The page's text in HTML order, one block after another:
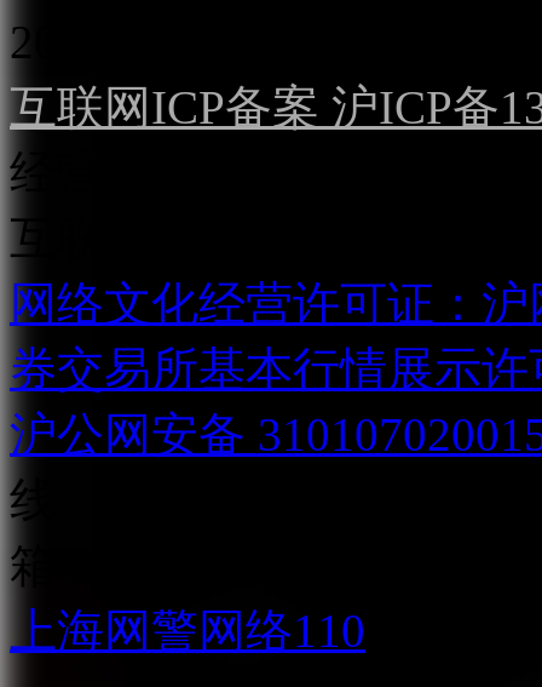
2022）
互联网ICP备案 沪ICP备
经营许可证（沪）字第
互联网直播服务企业备案
网络文化经营许可证：
券交易所基本行情展示许
沪公网安备
线：021-31268888
箱：
上海网警网络110